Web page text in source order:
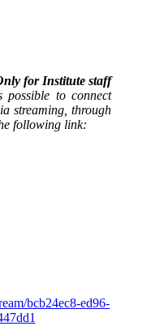
for Institute staff
possible to connect
streaming, through
following link:
bcb24ec8-ed96-